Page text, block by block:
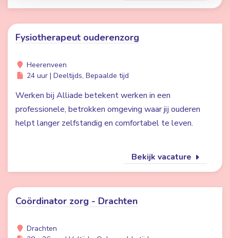
Fysiotherapeut ouderenzorg
Heerenveen
24 uur | Deeltijds, Bepaalde tijd
Werken bij Alliade betekent werken in een
professionele, betrokken omgeving waar jij ouderen
helpt langer zelfstandig en comfortabel te leven.
Bekijk vacature
Coördinator zorg - Drachten
Drachten